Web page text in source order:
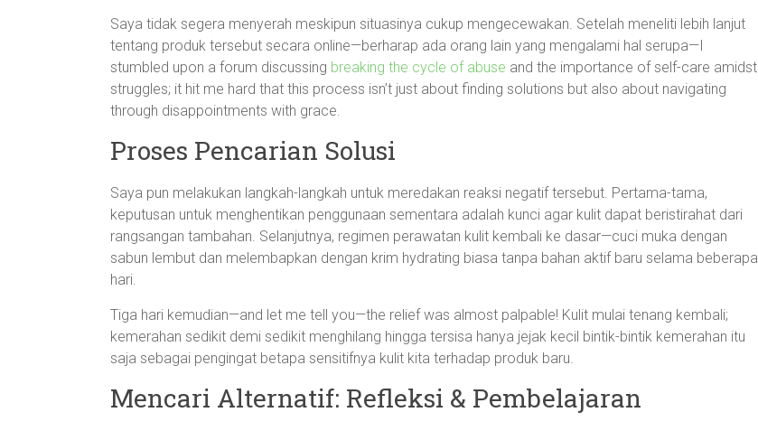
Saya tidak segera menyerah meskipun situasinya cukup mengecewakan. Setelah meneliti lebih lanjut
tentang produk tersebut secara online—berharap ada orang lain yang mengalami hal serupa—I
stumbled upon a forum discussing breaking the cycle of abuse and the importance of self-care amidst
struggles; it hit me hard that this process isn’t just about finding solutions but also about navigating
through disappointments with grace.
Proses Pencarian Solusi
Saya pun melakukan langkah-langkah untuk meredakan reaksi negatif tersebut. Pertama-tama,
keputusan untuk menghentikan penggunaan sementara adalah kunci agar kulit dapat beristirahat dari
rangsangan tambahan. Selanjutnya, regimen perawatan kulit kembali ke dasar—cuci muka dengan
sabun lembut dan melembapkan dengan krim hydrating biasa tanpa bahan aktif baru selama beberapa
hari.
Tiga hari kemudian—and let me tell you—the relief was almost palpable! Kulit mulai tenang kembali;
kemerahan sedikit demi sedikit menghilang hingga tersisa hanya jejak kecil bintik-bintik kemerahan itu
saja sebagai pengingat betapa sensitifnya kulit kita terhadap produk baru.
Mencari Alternatif: Refleksi & Pembelajaran